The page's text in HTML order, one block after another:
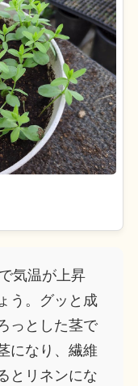
気温が上昇
う。グッと成
っとした茎で
になり、 繊維
とリネンにな